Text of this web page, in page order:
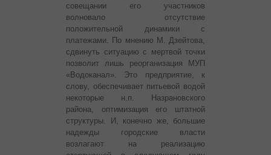
совещании его участников
волновало отсутствие
положительной динамики с
платежами. По мнению М. Дзейтова,
сдвинуть ситуацию с мертвой точки
позволит лишь реорганизация МУП
«Водоканал». Это предприятие, к
слову, обеспечивает питьевой водой
некоторые н.п. Назрановского
района, оптимизация его штатной
структуры. И, конечно же, большие
надежды городские власти
возлагают на реализацию